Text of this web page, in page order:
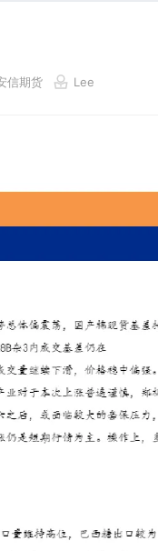
信期货 Lee